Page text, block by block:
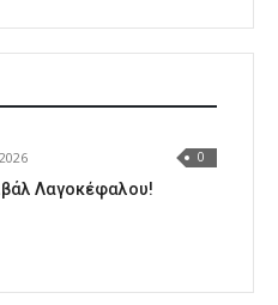
0
Λαγοκέφαλου!